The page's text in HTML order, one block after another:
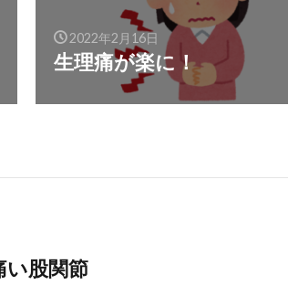
2022年2月16日
生理痛が楽に！
い股関節